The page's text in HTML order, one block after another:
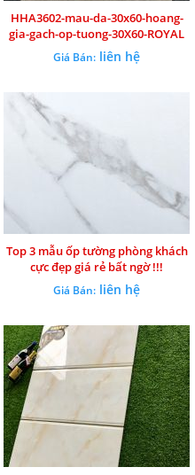
HHA3602-mau-da-30x60-hoang-
gia-gach-op-tuong-30X60-ROYAL
Giá Bán: liên hệ
Top 3 mẫu ốp tường phòng khách
cực đẹp giá rẻ bất ngờ !!!
Giá Bán: liên hệ